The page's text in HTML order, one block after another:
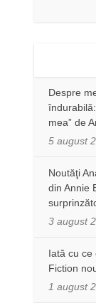
Despre
mea” de
5 august
Noutăţi
din Annie
3 august
Iată cu ce
Fiction
1 august